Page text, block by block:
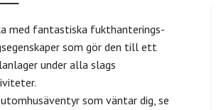
med fantastiska fukthanterings-
som gör den till ett
under alla slags
som väntar dig, se